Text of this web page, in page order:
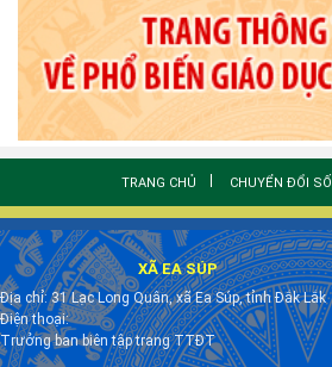
TRANG CHỦ CHUYỂN ĐỔI SỐ
XÃ EA SÚP
Địa chỉ: 31 Lạc Long Quân, xã Ea Súp, tỉnh Đắk Lắk
Điện thoại:
Trưởng ban biên tập trang TTĐT